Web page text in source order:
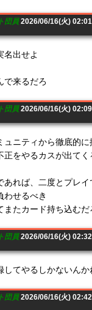
団員2026/06/16(火)
名出せよ
で来るだろ
団員2026/06/16(火)
ュニティから徹底的に
正をやるカスが出てく
あれば、二度とプレイ
わせるべき
またカード持ち込むだ
団員2026/06/16(火)
てやるしかないんか
団員2026/06/16(火)